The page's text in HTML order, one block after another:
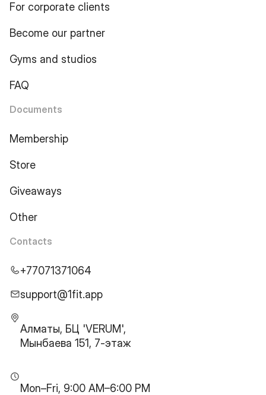
For corporate clients
Become our partner
Gyms and studios
FAQ
Documents
Membership
Store
Giveaways
Other
Contacts
+77071371064
support@1fit.app
Алматы, БЦ 'VERUM',
Мынбаева 151, 7-этаж
Mon–Fri, 9:00 AM–6:00 PM